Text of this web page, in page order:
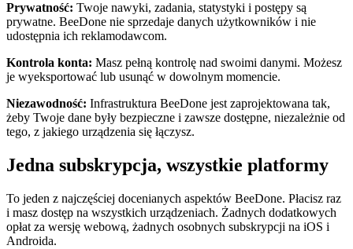
Prywatność: Twoje nawyki, zadania, statystyki i postępy są
prywatne. BeeDone nie sprzedaje danych użytkowników i nie
udostępnia ich reklamodawcom.
Kontrola konta: Masz pełną kontrolę nad swoimi danymi. Możesz
je wyeksportować lub usunąć w dowolnym momencie.
Niezawodność: Infrastruktura BeeDone jest zaprojektowana tak,
żeby Twoje dane były bezpieczne i zawsze dostępne, niezależnie od
tego, z jakiego urządzenia się łączysz.
Jedna subskrypcja, wszystkie platformy
To jeden z najczęściej docenianych aspektów BeeDone. Płacisz raz
i masz dostęp na wszystkich urządzeniach. Żadnych dodatkowych
opłat za wersję webową, żadnych osobnych subskrypcji na iOS i
Androida.